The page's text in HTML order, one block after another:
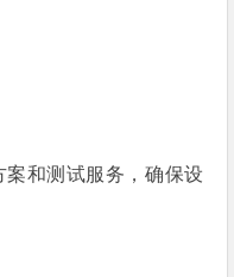
和测试服务，确保设